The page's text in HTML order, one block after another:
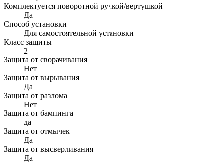
Комплектуется поворотной ручкой/вертушкой
Да
Способ установки
Для самостоятельной установки
Класс защиты
2
Защита от сворачивания
Нет
Защита от вырывания
Да
Защита от разлома
Нет
Защита от бампинга
да
Защита от отмычек
Да
Защита от высверливания
Да